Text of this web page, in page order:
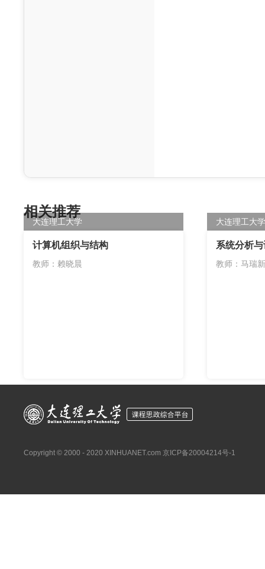
相关推荐
大连理工大学
计算机组织与结构
教师：赖晓晨
大连理工大学
系统分析
教师：马瑞新
Copyright © 2000 - 2020 XINHUANET.com 京ICP备20004214号-1